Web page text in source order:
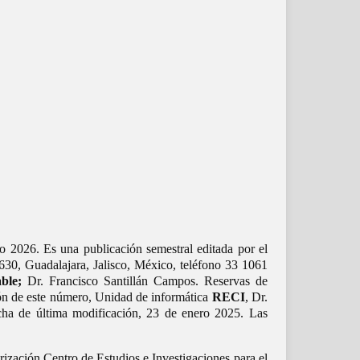
Es una publicación semestral editada por el
Guadalajara, Jalisco, México, teléfono 33 1061
Dr. Francisco Santillán Campos. Reservas de
de este número, Unidad de informática RECI, Dr.
de última modificación, 23 de enero 2025. Las